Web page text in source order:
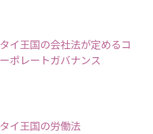
タイ王国の会社法が定めるコ
ーポレートガバナンス
タイ王国の労働法